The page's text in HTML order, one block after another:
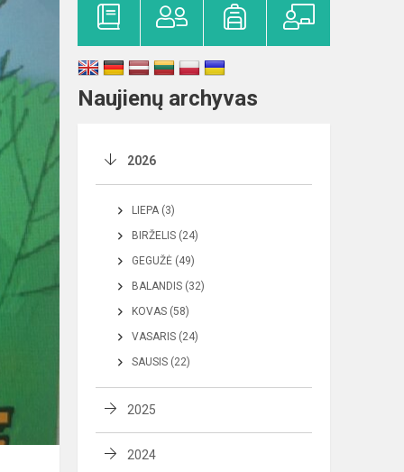
Naujienų archyvas
2026
LIEPA (3)
BIRŽELIS (24)
GEGUŽĖ (49)
BALANDIS (32)
KOVAS (58)
VASARIS (24)
SAUSIS (22)
2025
2024